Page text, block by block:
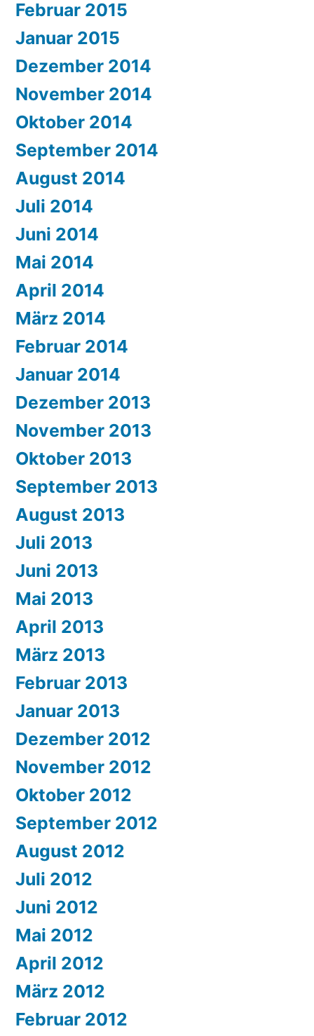
Februar 2015
Januar 2015
Dezember 2014
November 2014
Oktober 2014
September 2014
August 2014
Juli 2014
Juni 2014
Mai 2014
April 2014
März 2014
Februar 2014
Januar 2014
Dezember 2013
November 2013
Oktober 2013
September 2013
August 2013
Juli 2013
Juni 2013
Mai 2013
April 2013
März 2013
Februar 2013
Januar 2013
Dezember 2012
November 2012
Oktober 2012
September 2012
August 2012
Juli 2012
Juni 2012
Mai 2012
April 2012
März 2012
Februar 2012